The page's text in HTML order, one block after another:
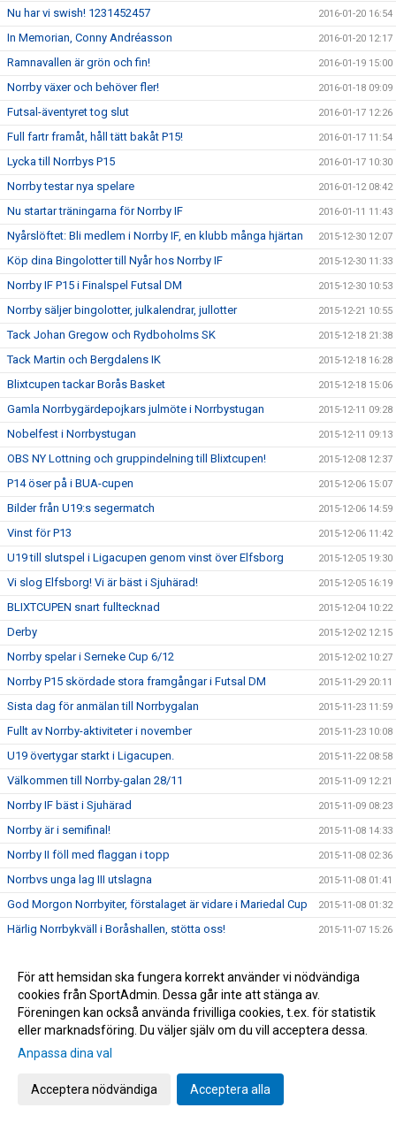
Nu har vi swish! 1231452457 2016-01-20 16:54
In Memorian, Conny Andréasson 2016-01-20 12:17
Ramnavallen är grön och fin! 2016-01-19 15:00
Norrby växer och behöver fler! 2016-01-18 09:09
Futsal-äventyret tog slut 2016-01-17 12:26
Full fartr framåt, håll tätt bakåt P15! 2016-01-17 11:54
Lycka till Norrbys P15 2016-01-17 10:30
Norrby testar nya spelare 2016-01-12 08:42
Nu startar träningarna för Norrby IF 2016-01-11 11:43
Nyårslöftet: Bli medlem i Norrby IF, en klubb många hjärtan 2015-12-30 12:07
Köp dina Bingolotter till Nyår hos Norrby IF 2015-12-30 11:33
Norrby IF P15 i Finalspel Futsal DM 2015-12-30 10:53
Norrby säljer bingolotter, julkalendrar, jullotter 2015-12-21 10:55
Tack Johan Gregow och Rydboholms SK 2015-12-18 21:38
Tack Martin och Bergdalens IK 2015-12-18 16:28
Blixtcupen tackar Borås Basket 2015-12-18 15:06
Gamla Norrbygärdepojkars julmöte i Norrbystugan 2015-12-11 09:28
Nobelfest i Norrbystugan 2015-12-11 09:13
OBS NY Lottning och gruppindelning till Blixtcupen! 2015-12-08 12:37
P14 öser på i BUA-cupen 2015-12-06 15:07
Bilder från U19:s segermatch 2015-12-06 14:59
Vinst för P13 2015-12-06 11:42
U19 till slutspel i Ligacupen genom vinst över Elfsborg 2015-12-05 19:30
Vi slog Elfsborg! Vi är bäst i Sjuhärad! 2015-12-05 16:19
BLIXTCUPEN snart fulltecknad 2015-12-04 10:22
Derby 2015-12-02 12:15
Norrby spelar i Serneke Cup 6/12 2015-12-02 10:27
Norrby P15 skördade stora framgångar i Futsal DM 2015-11-29 20:11
Sista dag för anmälan till Norrbygalan 2015-11-23 11:59
Fullt av Norrby-aktiviteter i november 2015-11-23 10:08
U19 övertygar starkt i Ligacupen. 2015-11-22 08:58
Välkommen till Norrby-galan 28/11 2015-11-09 12:21
Norrby IF bäst i Sjuhärad 2015-11-09 08:23
Norrby är i semifinal! 2015-11-08 14:33
Norrby II föll med flaggan i topp 2015-11-08 02:36
Norrbvs unga lag III utslagna 2015-11-08 01:41
God Morgon Norrbyiter, förstalaget är vidare i Mariedal Cup 2015-11-08 01:32
Härlig Norrbykväll i Boråshallen, stötta oss! 2015-11-07 15:26
gruppspel.
Norrby I och Norrby III vidare i Mariedal Cup, Lag II spelar
11.00
2015-11-07 07:33
Vi kan bli bättre! 2015-11-06 09:35
Tack Norrbysupporters! 32752:- från Svenska Spel
Sista matchen, nu avslutar vi snyggt
För att hemsidan ska fungera korrekt använder vi nödvändiga
cookies från SportAdmin. Dessa går inte att stänga av.
Föreningen kan också använda frivilliga cookies, t.ex. för statistik
eller marknadsföring. Du väljer själv om du vill acceptera dessa.
Anpassa dina val
Acceptera nödvändiga Acceptera alla